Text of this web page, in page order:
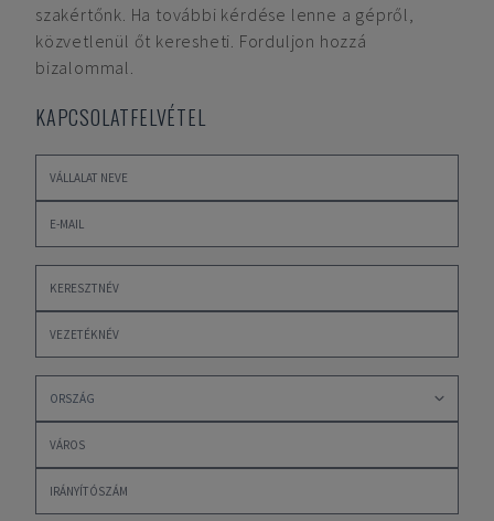
szakértőnk. Ha további kérdése lenne a gépről,
közvetlenül őt keresheti. Forduljon hozzá
bizalommal.
KAPCSOLATFELVÉTEL